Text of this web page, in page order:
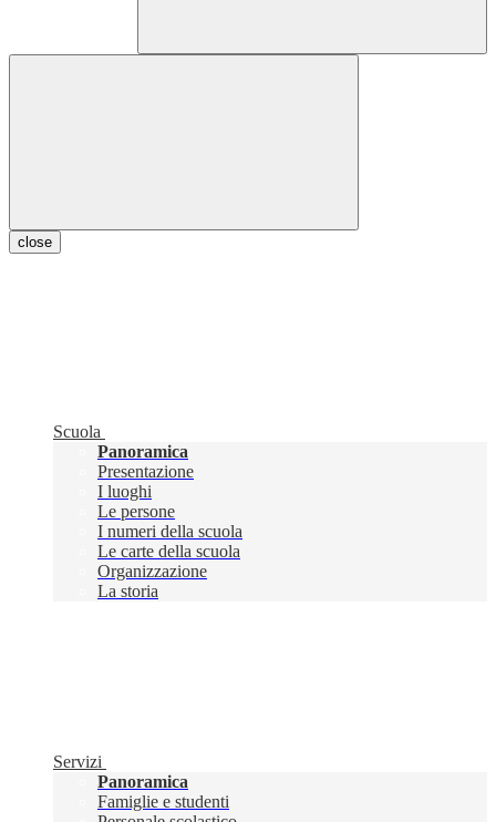
close
Scuola
Panoramica
Presentazione
I luoghi
Le persone
I numeri della scuola
Le carte della scuola
Organizzazione
La storia
Servizi
Panoramica
Famiglie e studenti